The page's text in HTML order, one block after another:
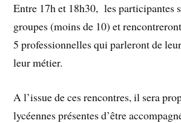
Entre 17h et 18h30, les participantes
groupes (moins de 10) et
5 professionnelles qui parleront de
leur métier.
A l’issue de ces rencontres, il sera
lycéennes présentes d’être